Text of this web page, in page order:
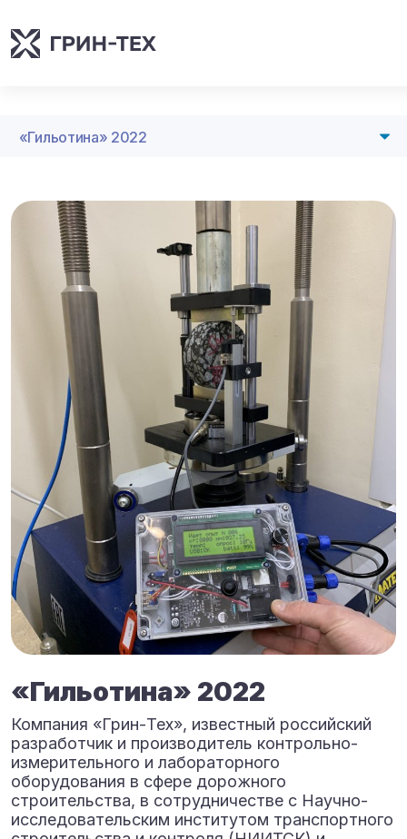
«Гильотина» 2022
«Гильотина» 2022
Компания «Грин-Тех», известный российский
разработчик и производитель контрольно-
измерительного и лабораторного
оборудования в сфере дорожного
строительства, в сотрудничестве с Научно-
исследовательским институтом транспортного